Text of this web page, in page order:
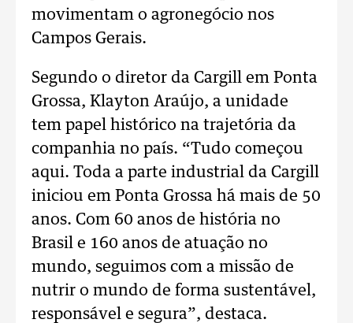
movimentam o agronegócio nos
Campos Gerais.
Segundo o diretor da Cargill em Ponta
Grossa, Klayton Araújo, a unidade
tem papel histórico na trajetória da
companhia no país. “Tudo começou
aqui. Toda a parte industrial da Cargill
iniciou em Ponta Grossa há mais de 50
anos. Com 60 anos de história no
Brasil e 160 anos de atuação no
mundo, seguimos com a missão de
nutrir o mundo de forma sustentável,
responsável e segura”, destaca.